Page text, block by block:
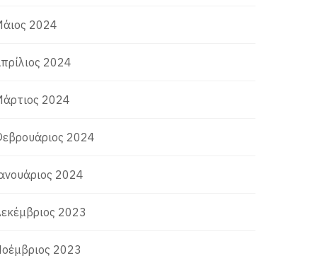
2024
2024
2024
2024
2024
2023
2023